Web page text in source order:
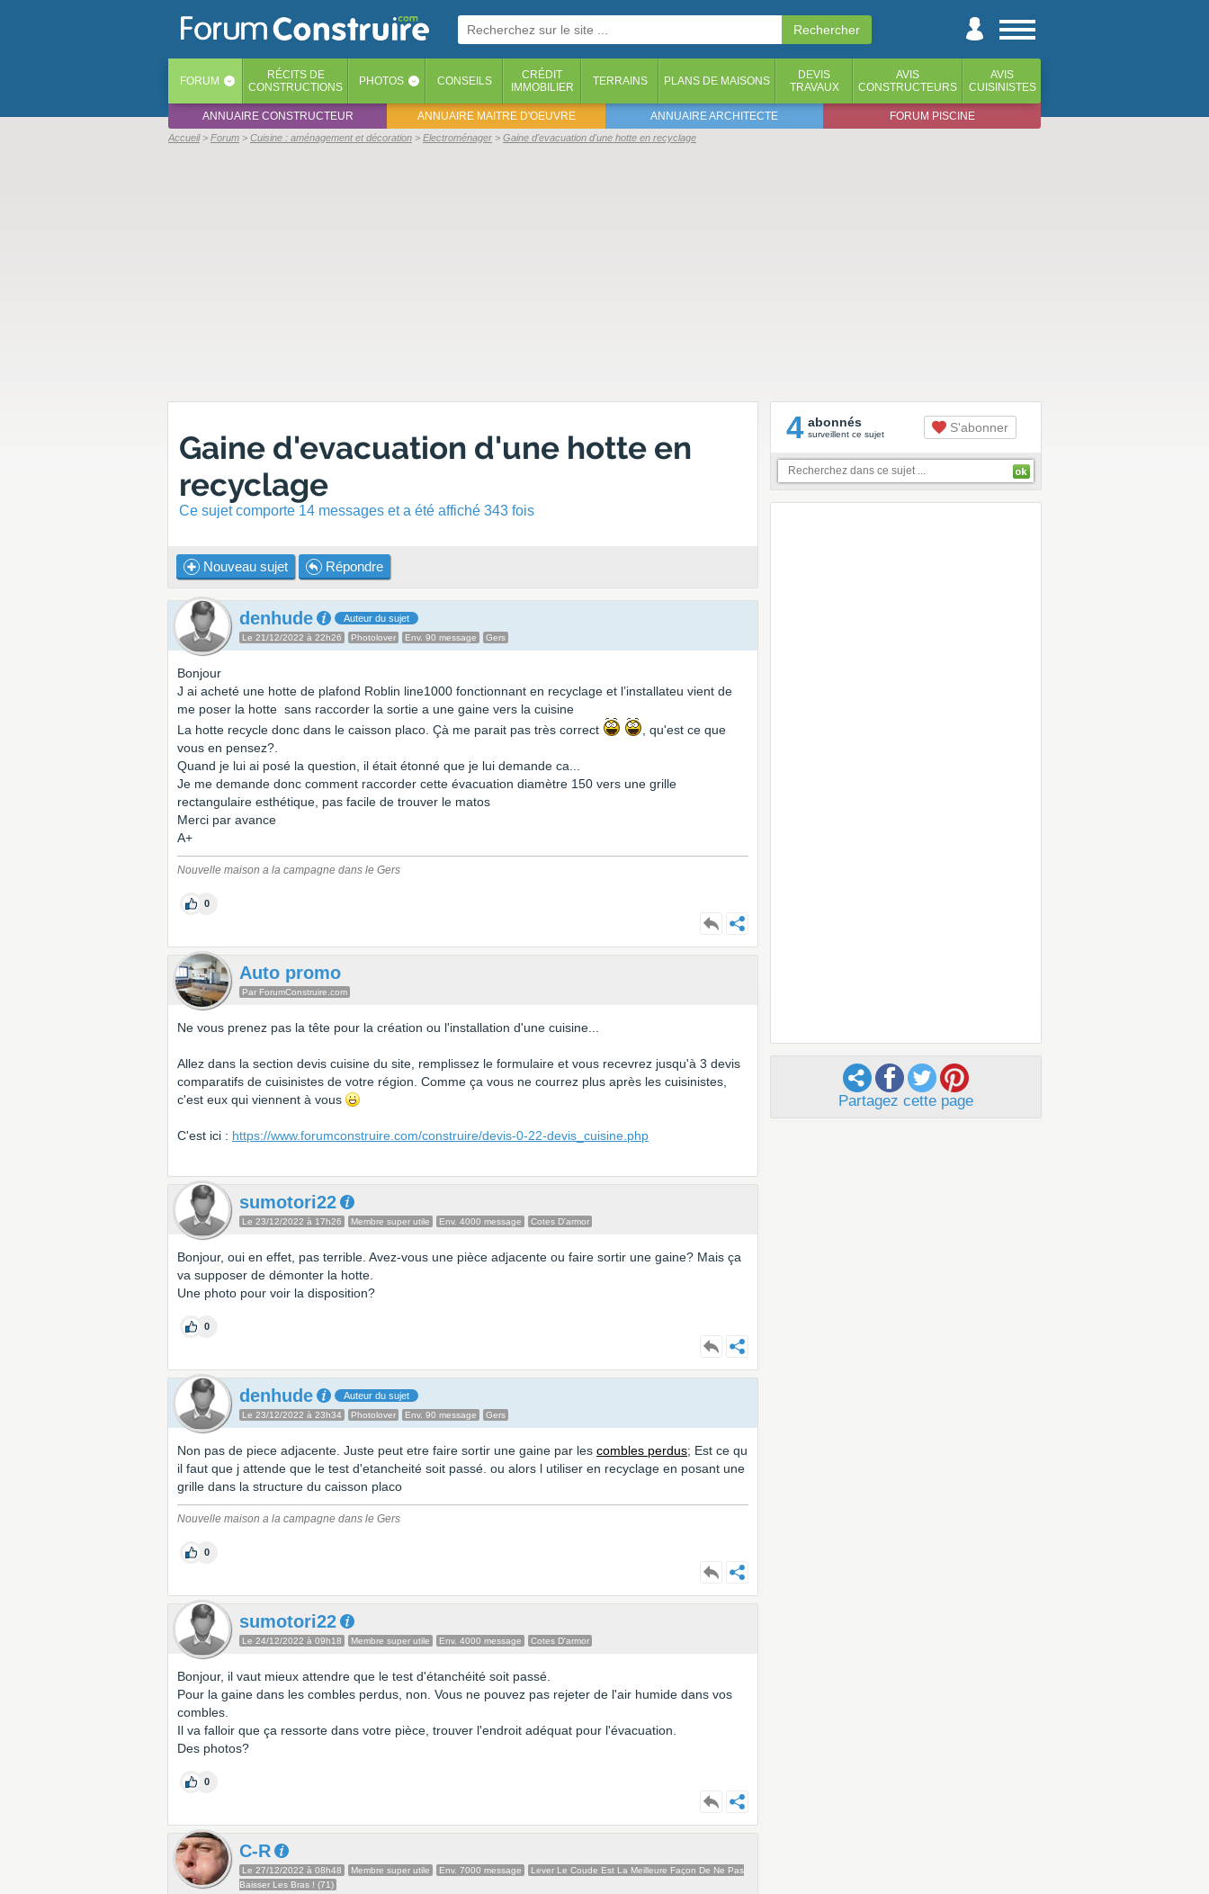
FORUM ‹ RÉCITS DE
CONSTRUCTIONS
PHOTOS ‹ CONSEILS
CRÉDIT
IMMOBILIER
TERRAINS PLANS DE MAISONS
DEVIS
TRAVAUX
AVIS
CONSTRUCTEURS
AVIS
CUISINISTES
ANNUAIRE CONSTRUCTEUR ANNUAIRE MAITRE D'OEUVRE ANNUAIRE ARCHITECTE FORUM PISCINE
Accueil Forum Cuisine : aménagement et décoration Electroménager Gaine d'evacuation d'une hotte en recyclage
Gaine d'evacuation d'une hotte en
recyclage
Ce sujet comporte 14 messages et a été affiché 343 fois
Nouveau sujet Répondre
denhude Auteur du sujet
Le 21/12/2022 à 22h26 Photolover Env. 90 message Gers
Bonjour
J ai acheté une hotte de plafond Roblin line1000 fonctionnant en recyclage et l’installateu vient de
me poser la hotte sans raccorder la sortie a une gaine vers la cuisine
La hotte recycle donc dans le caisson placo. Çà me parait pas très correct
, qu'est ce que
vous en pensez?.
Quand je lui ai posé la question, il était étonné que je lui demande ca...
Je me demande donc comment raccorder cette évacuation diamètre 150 vers une grille
rectangulaire esthétique, pas facile de trouver le matos
Merci par avance
A+
Nouvelle maison a la campagne dans le Gers
0
Auto promo
Par ForumConstruire.com
Ne vous prenez pas la tête pour la création ou l'installation d'une cuisine...
Allez dans la section devis cuisine du site, remplissez le formulaire et vous recevrez jusqu'à 3 devis
comparatifs de cuisinistes de votre région. Comme ça vous ne courrez plus après les cuisinistes,
c'est eux qui viennent à vous
C'est ici : https://www.forumconstruire.com/construire/devis-0-22-devis_cuisine.php
sumotori22
Le 23/12/2022 à 17h26 Membre super utile Env. 4000 message Cotes D'armor
Bonjour, oui en effet, pas terrible. Avez-vous une pièce adjacente ou faire sortir une gaine? Mais ça
va supposer de démonter la hotte.
Une photo pour voir la disposition?
0
denhude Auteur du sujet
Le 23/12/2022 à 23h34 Photolover Env. 90 message Gers
Non pas de piece adjacente. Juste peut etre faire sortir une gaine par les combles perdus; Est ce qu
il faut que j attende que le test d'etancheité soit passé. ou alors l utiliser en recyclage en posant une
grille dans la structure du caisson placo
Nouvelle maison a la campagne dans le Gers
0
sumotori22
Le 24/12/2022 à 09h18 Membre super utile Env. 4000 message Cotes D'armor
Bonjour, il vaut mieux attendre que le test d'étanchéité soit passé.
Pour la gaine dans les combles perdus, non. Vous ne pouvez pas rejeter de l'air humide dans vos
combles.
Il va falloir que ça ressorte dans votre pièce, trouver l'endroit adéquat pour l'évacuation.
Des photos?
0
C-R
Le 27/12/2022 à 08h48 Membre super utile Env. 7000 message
Lever Le Coude Est La Meilleure Façon De Ne Pas
Baisser Les Bras ! (71)
4 abonnés
surveillent ce sujet S'abonner
Partagez cette page